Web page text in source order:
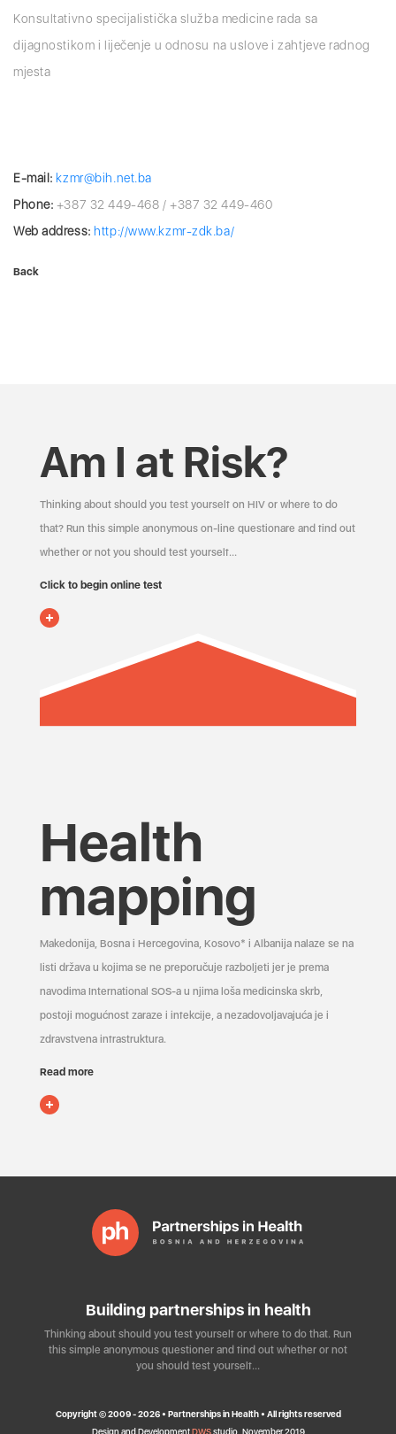
Konsultativno specijalistička služba medicine rada sa
dijagnostikom i liječenje u odnosu na uslove i zahtjeve radnog
mjesta
E-mail: kzmr@bih.net.ba
Phone: +387 32 449-468 / +387 32 449-460
Web address: http://www.kzmr-zdk.ba/
Back
Am I at Risk?
Thinking about should you test yourself on HIV or where to do
that? Run this simple anonymous on-line questionare and find out
whether or not you should test yourself…
Click to begin online test
Health
mapping
Makedonija, Bosna i Hercegovina, Kosovo* i Albanija nalaze se na
listi država u kojima se ne preporučuje razboljeti jer je prema
navodima International SOS-a u njima loša medicinska skrb,
postoji mogućnost zaraze i infekcije, a nezadovoljavajuća je i
zdravstvena infrastruktura.
Read more
Building partnerships in health
Thinking about should you test yourself or where to do that. Run
this simple anonymous questioner and find out whether or not
you should test yourself…
Copyright © 2009 - 2026 • Partnerships in Health • All rights reserved
Design and DevelopmentDWSstudio, November 2019